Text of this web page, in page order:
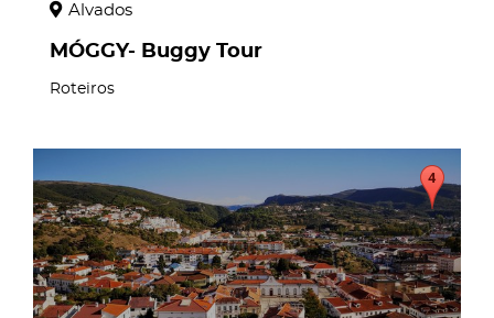
Alvados
MÓGGY- Buggy Tour
Roteiros